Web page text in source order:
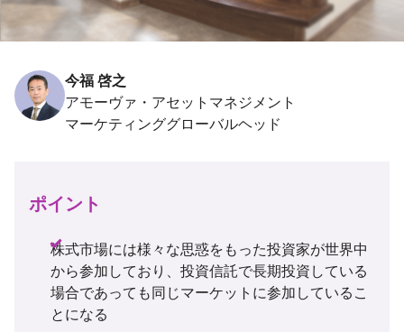
今福 啓之
アモーヴァ・アセットマネジメント
ポイント
株式市場には様々な思惑をもった投資家が世界中
から参加しており、投資信託で長期投資している
場合であっても同じマーケットに参加しているこ
とになる